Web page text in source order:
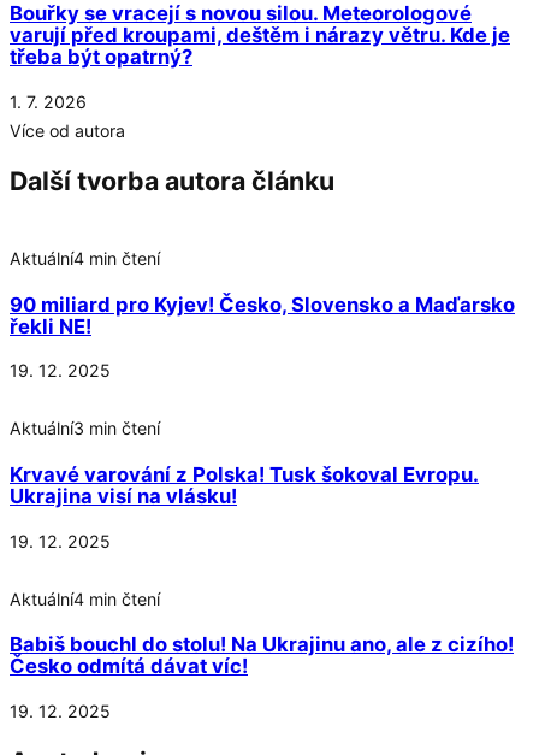
Bouřky se vracejí s novou silou. Meteorologové
varují před kroupami, deštěm i nárazy větru. Kde je
třeba být opatrný?
1. 7. 2026
Více od autora
Další tvorba autora článku
Aktuální4 min čtení
90 miliard pro Kyjev! Česko, Slovensko a Maďarsko
řekli NE!
19. 12. 2025
Aktuální3 min čtení
Krvavé varování z Polska! Tusk šokoval Evropu.
Ukrajina visí na vlásku!
19. 12. 2025
Aktuální4 min čtení
Babiš bouchl do stolu! Na Ukrajinu ano, ale z cizího!
Česko odmítá dávat víc!
19. 12. 2025